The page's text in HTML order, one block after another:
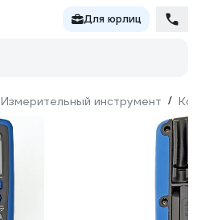
Для юрлиц
Измерительный инструмент /